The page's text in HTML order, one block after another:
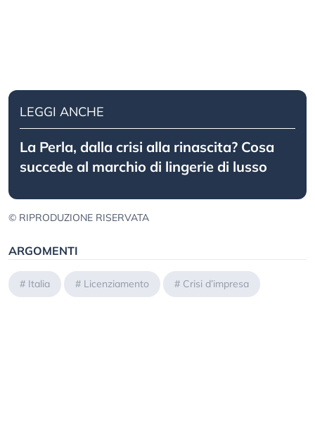
LEGGI ANCHE
La Perla, dalla crisi alla rinascita? Cosa
succede al marchio di lingerie di lusso
© RIPRODUZIONE RISERVATA
ARGOMENTI
# Italia # Licenziamento # Crisi d’impresa